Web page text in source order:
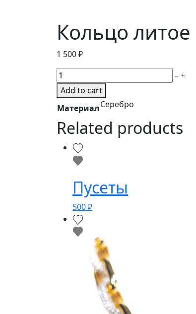
Кольцо литое
1 500₽
Кольцо
литое
quantity
–+
Add to cart
МатериалСеребро
Related products
Пусеты
500₽